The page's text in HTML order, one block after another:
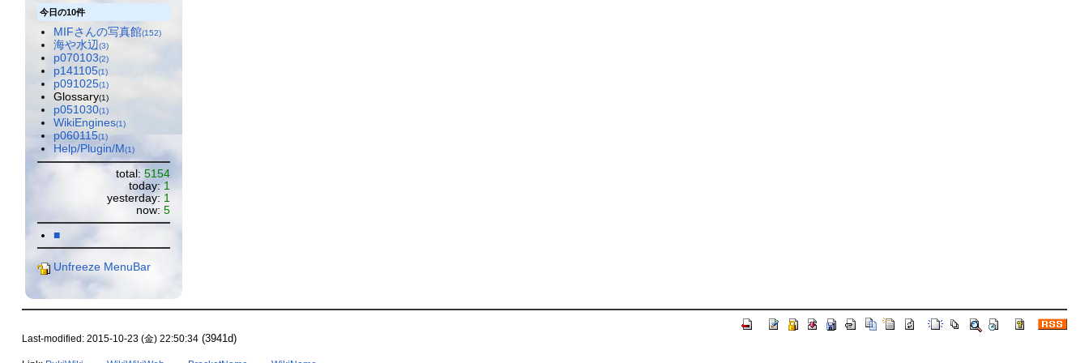
今日の10件
MIFさんの写真館(152)
海や水辺(3)
p070103(2)
p141105(1)
p091025(1)
Glossary(1)
p051030(1)
WikiEngines(1)
p060115(1)
Help/Plugin/M(1)
total:5154
today:1
yesterday: 1
now:5
■
Unfreeze MenuBar
Last-modified: 2015-10-23 (金) 22:50:34(3941d)